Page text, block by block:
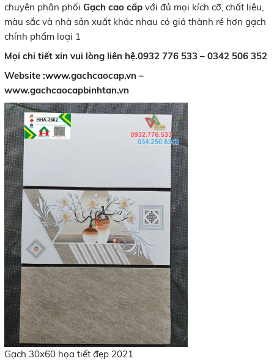
chuyên phân phối Gạch cao cấp với đủ mọi kích cỡ, chất liệu,
màu sắc và nhà sản xuất khác nhau có giá thành rẻ hơn gạch
chính phẩm loại 1
Mọi chi tiết xin vui lòng liên hệ.0932 776 533 – 0342 506 352
Website :www.gachcaocap.vn –
www.gachcaocapbinhtan.vn
Gạch 30x60 họa tiết đẹp 2021